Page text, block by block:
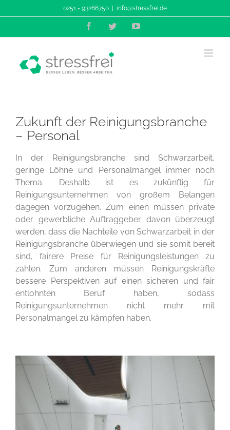
Inhalt
0251 - 93266750 info@stressfrei.de
FacebookTwitterYouTube
Zukunft der Reinigungsbranche
– Personal
In der Reinigungsbranche sind Schwarzarbeit,
geringe Löhne und Personalmangel immer noch
Thema. Deshalb ist es zukünftig für
Reinigungsunternehmen von großem Belangen
dagegen vorzugehen. Zum einen müssen private
oder gewerbliche Auftraggeber davon überzeugt
werden, dass die Nachteile von Schwarzarbeit in der
Reinigungsbranche überwiegen und sie somit bereit
sind, fairere Preise für Reinigungsleistungen zu
zahlen. Zum anderen müssen Reinigungskräfte
bessere Perspektiven auf einen sicheren und fair
entlohnten Beruf haben, sodass
Reinigungsunternehmen nicht mehr mit
Personalmangel zu kämpfen haben.